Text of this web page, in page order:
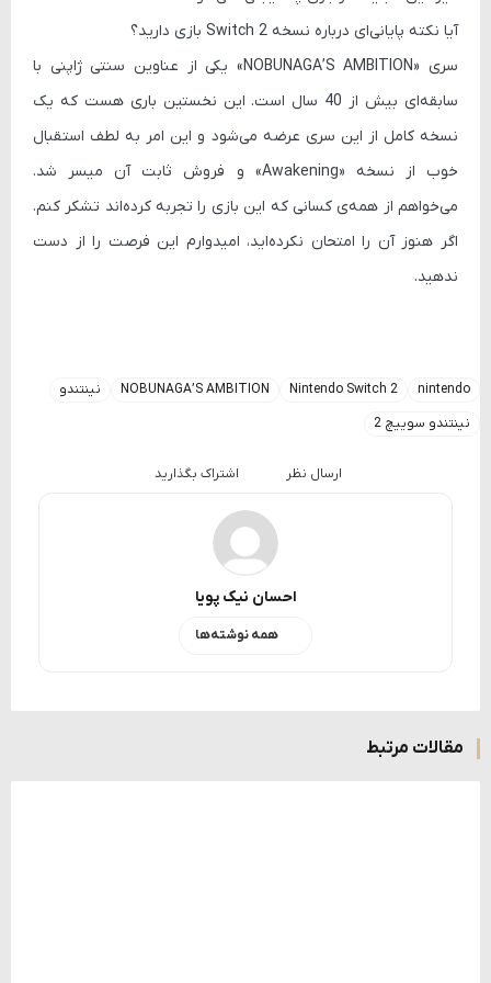
آیا نکته پایانی‌ای درباره نسخه Switch 2 بازی دارید؟
سری «NOBUNAGA’S AMBITION» یکی از عناوین سنتی ژاپنی با
سابقه‌ای بیش از 40 سال است. این نخستین باری هست که یک
نسخه کامل از این سری عرضه می‌شود و این امر به لطف استقبال
خوب از نسخه «Awakening» و فروش ثابت آن میسر شد.
می‌خواهم از همه‌ی کسانی که این بازی را تجربه کرده‌اند تشکر کنم.
اگر هنوز آن را امتحان نکرده‌اید، امیدوارم این فرصت را از دست
ندهید.
nintendo
Nintendo Switch 2
NOBUNAGA’S AMBITION
نینتندو
نینتندو سوییچ 2
ارسال نظر اشتراک بگذارید
احسان نیک پویا
همه نوشته‌ها
مقالات مرتبط